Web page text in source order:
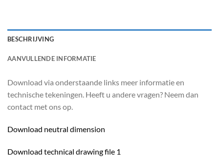
BESCHRIJVING
AANVULLENDE INFORMATIE
Download via onderstaande links meer informatie en
technische tekeningen. Heeft u andere vragen? Neem dan
contact met ons op.
Download neutral dimension
Download technical drawing file 1